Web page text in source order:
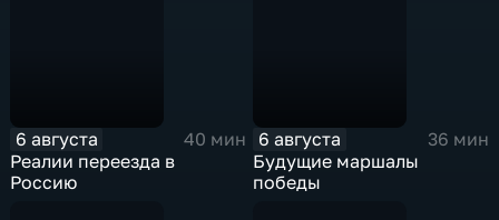
6 августа
40 мин
Реалии переезда в
Россию
6 августа
36 мин
Будущие маршалы
победы